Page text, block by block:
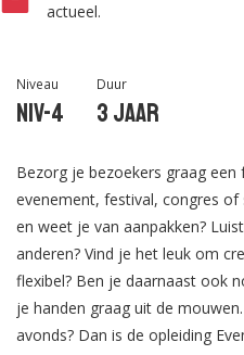
actueel.
Niveau
Niv-4
Duur
3 jaar
Bezorg je bezoekers graag
evenement, festival, congres
en weet je van aanpakken?
anderen? Vind je het leuk om
flexibel? Ben je daarnaast ook
je handen graag uit de
avonds? Dan is de opleiding